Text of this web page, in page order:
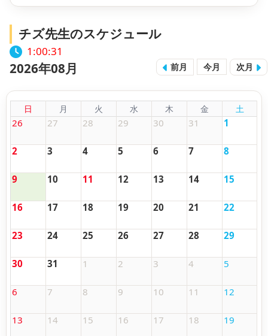
チズ先生のスケジュール
1:00:32
2026年08月 前月 今月 次月
日 月 火 水 木 金 土
26 27 28 29 30 31 1
2 3 4 5 6 7 8
9 10 11 12 13 14 15
16 17 18 19 20 21 22
23 24 25 26 27 28 29
30 31 1 2 3 4 5
6 7 8 9 10 11 12
13 14 15 16 17 18 19